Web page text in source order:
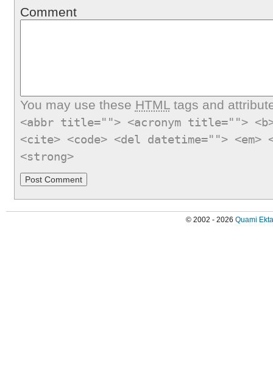
Comment
You may use these HTMLtags and
<abbr title=""> <acronym title="">
<cite> <code> <del datetime="">
<strong>
© 2002 - 2026 Quami